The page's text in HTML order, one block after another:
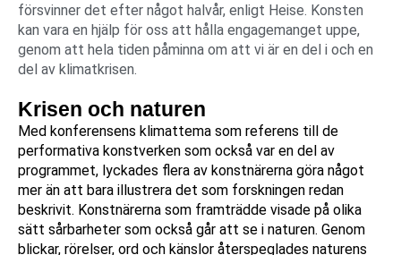
försvinner det efter något halvår, enligt Heise. Konsten
kan vara en hjälp för oss att hålla engagemanget uppe,
genom att hela tiden påminna om att vi är en del i och en
del av klimatkrisen.
Krisen och naturen
Med konferensens klimattema som referens till de
performativa konstverken som också var en del av
programmet, lyckades flera av konstnärerna göra något
mer än att bara illustrera det som forskningen redan
beskrivit. Konstnärerna som framträdde visade på olika
sätt sårbarheter som också går att se i naturen. Genom
blickar, rörelser, ord och känslor återspeglades naturens